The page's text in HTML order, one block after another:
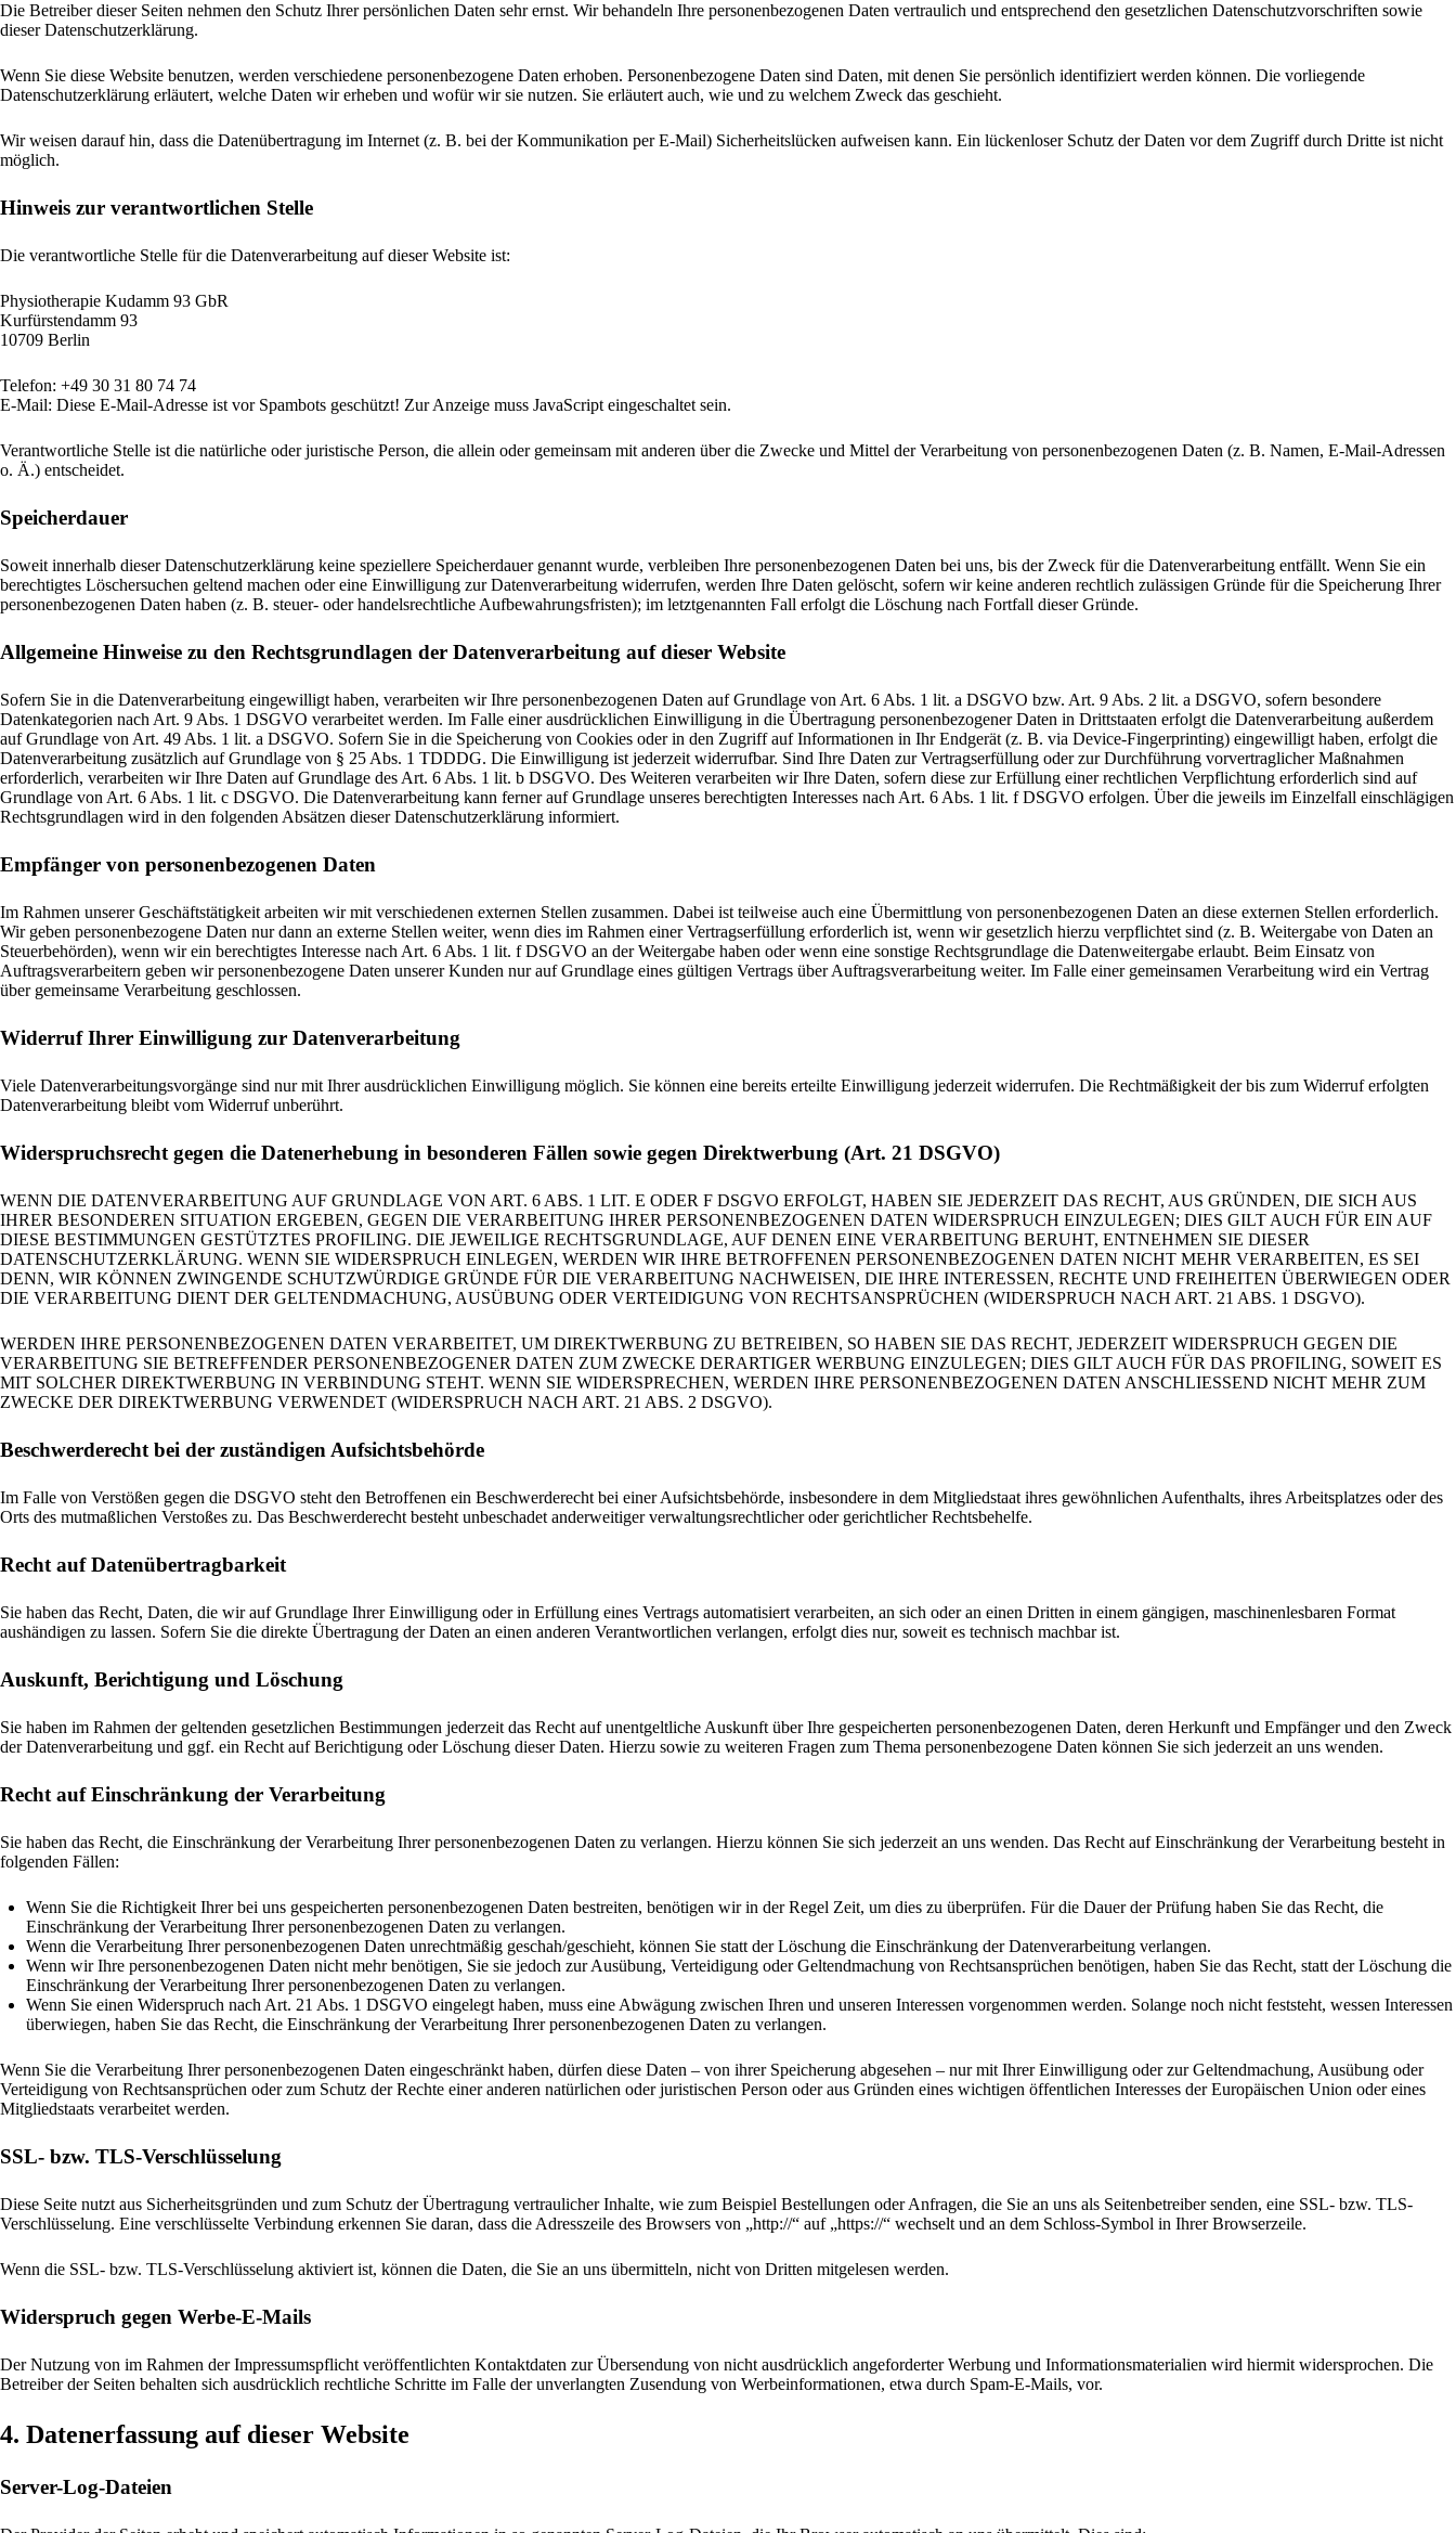
Die Betreiber dieser Seiten nehmen den Schutz Ihrer persönlichen Daten sehr ernst. Wir behandeln Ihre personenbezogenen Daten vertraulich und entsprechend den gesetzlichen Datenschutzvorschriften sowie
dieser Datenschutzerklärung.
Wenn Sie diese Website benutzen, werden verschiedene personenbezogene Daten erhoben. Personenbezogene Daten sind Daten, mit denen Sie persönlich identifiziert werden können. Die vorliegende
Datenschutzerklärung erläutert, welche Daten wir erheben und wofür wir sie nutzen. Sie erläutert auch, wie und zu welchem Zweck das geschieht.
Wir weisen darauf hin, dass die Datenübertragung im Internet (z. B. bei der Kommunikation per E-Mail) Sicherheitslücken aufweisen kann. Ein lückenloser Schutz der Daten vor dem Zugriff durch Dritte ist nicht
möglich.
Hinweis zur verantwortlichen Stelle
Die verantwortliche Stelle für die Datenverarbeitung auf dieser Website ist:
Physiotherapie Kudamm 93 GbR
Kurfürstendamm 93
10709 Berlin
Telefon: +49 30 31 80 74 74
E-Mail: Diese E-Mail-Adresse ist vor Spambots geschützt! Zur Anzeige muss JavaScript eingeschaltet sein.
Verantwortliche Stelle ist die natürliche oder juristische Person, die allein oder gemeinsam mit anderen über die Zwecke und Mittel der Verarbeitung von personenbezogenen Daten (z. B. Namen, E-Mail-Adressen
o. Ä.) entscheidet.
Speicherdauer
Soweit innerhalb dieser Datenschutzerklärung keine speziellere Speicherdauer genannt wurde, verbleiben Ihre personenbezogenen Daten bei uns, bis der Zweck für die Datenverarbeitung entfällt. Wenn Sie ein
berechtigtes Löschersuchen geltend machen oder eine Einwilligung zur Datenverarbeitung widerrufen, werden Ihre Daten gelöscht, sofern wir keine anderen rechtlich zulässigen Gründe für die Speicherung Ihrer
personenbezogenen Daten haben (z. B. steuer- oder handelsrechtliche Aufbewahrungsfristen); im letztgenannten Fall erfolgt die Löschung nach Fortfall dieser Gründe.
Allgemeine Hinweise zu den Rechtsgrundlagen der Datenverarbeitung auf dieser Website
Sofern Sie in die Datenverarbeitung eingewilligt haben, verarbeiten wir Ihre personenbezogenen Daten auf Grundlage von Art. 6 Abs. 1 lit. a DSGVO bzw. Art. 9 Abs. 2 lit. a DSGVO, sofern besondere
Datenkategorien nach Art. 9 Abs. 1 DSGVO verarbeitet werden. Im Falle einer ausdrücklichen Einwilligung in die Übertragung personenbezogener Daten in Drittstaaten erfolgt die Datenverarbeitung außerdem
auf Grundlage von Art. 49 Abs. 1 lit. a DSGVO. Sofern Sie in die Speicherung von Cookies oder in den Zugriff auf Informationen in Ihr Endgerät (z. B. via Device-Fingerprinting) eingewilligt haben, erfolgt die
Datenverarbeitung zusätzlich auf Grundlage von § 25 Abs. 1 TDDDG. Die Einwilligung ist jederzeit widerrufbar. Sind Ihre Daten zur Vertragserfüllung oder zur Durchführung vorvertraglicher Maßnahmen
erforderlich, verarbeiten wir Ihre Daten auf Grundlage des Art. 6 Abs. 1 lit. b DSGVO. Des Weiteren verarbeiten wir Ihre Daten, sofern diese zur Erfüllung einer rechtlichen Verpflichtung erforderlich sind auf
Grundlage von Art. 6 Abs. 1 lit. c DSGVO. Die Datenverarbeitung kann ferner auf Grundlage unseres berechtigten Interesses nach Art. 6 Abs. 1 lit. f DSGVO erfolgen. Über die jeweils im Einzelfall einschlägigen
Rechtsgrundlagen wird in den folgenden Absätzen dieser Datenschutzerklärung informiert.
Empfänger von personenbezogenen Daten
Im Rahmen unserer Geschäftstätigkeit arbeiten wir mit verschiedenen externen Stellen zusammen. Dabei ist teilweise auch eine Übermittlung von personenbezogenen Daten an diese externen Stellen erforderlich.
Wir geben personenbezogene Daten nur dann an externe Stellen weiter, wenn dies im Rahmen einer Vertragserfüllung erforderlich ist, wenn wir gesetzlich hierzu verpflichtet sind (z. B. Weitergabe von Daten an
Steuerbehörden), wenn wir ein berechtigtes Interesse nach Art. 6 Abs. 1 lit. f DSGVO an der Weitergabe haben oder wenn eine sonstige Rechtsgrundlage die Datenweitergabe erlaubt. Beim Einsatz von
Auftragsverarbeitern geben wir personenbezogene Daten unserer Kunden nur auf Grundlage eines gültigen Vertrags über Auftragsverarbeitung weiter. Im Falle einer gemeinsamen Verarbeitung wird ein Vertrag
über gemeinsame Verarbeitung geschlossen.
Widerruf Ihrer Einwilligung zur Datenverarbeitung
Viele Datenverarbeitungsvorgänge sind nur mit Ihrer ausdrücklichen Einwilligung möglich. Sie können eine bereits erteilte Einwilligung jederzeit widerrufen. Die Rechtmäßigkeit der bis zum Widerruf erfolgten
Datenverarbeitung bleibt vom Widerruf unberührt.
Widerspruchsrecht gegen die Datenerhebung in besonderen Fällen sowie gegen Direktwerbung (Art. 21 DSGVO)
WENN DIE DATENVERARBEITUNG AUF GRUNDLAGE VON ART. 6 ABS. 1 LIT. E ODER F DSGVO ERFOLGT, HABEN SIE JEDERZEIT DAS RECHT, AUS GRÜNDEN, DIE SICH AUS
IHRER BESONDEREN SITUATION ERGEBEN, GEGEN DIE VERARBEITUNG IHRER PERSONENBEZOGENEN DATEN WIDERSPRUCH EINZULEGEN; DIES GILT AUCH FÜR EIN AUF
DIESE BESTIMMUNGEN GESTÜTZTES PROFILING. DIE JEWEILIGE RECHTSGRUNDLAGE, AUF DENEN EINE VERARBEITUNG BERUHT, ENTNEHMEN SIE DIESER
DATENSCHUTZERKLÄRUNG. WENN SIE WIDERSPRUCH EINLEGEN, WERDEN WIR IHRE BETROFFENEN PERSONENBEZOGENEN DATEN NICHT MEHR VERARBEITEN, ES SEI
DENN, WIR KÖNNEN ZWINGENDE SCHUTZWÜRDIGE GRÜNDE FÜR DIE VERARBEITUNG NACHWEISEN, DIE IHRE INTERESSEN, RECHTE UND FREIHEITEN ÜBERWIEGEN ODER
DIE VERARBEITUNG DIENT DER GELTENDMACHUNG, AUSÜBUNG ODER VERTEIDIGUNG VON RECHTSANSPRÜCHEN (WIDERSPRUCH NACH ART. 21 ABS. 1 DSGVO).
WERDEN IHRE PERSONENBEZOGENEN DATEN VERARBEITET, UM DIREKTWERBUNG ZU BETREIBEN, SO HABEN SIE DAS RECHT, JEDERZEIT WIDERSPRUCH GEGEN DIE
VERARBEITUNG SIE BETREFFENDER PERSONENBEZOGENER DATEN ZUM ZWECKE DERARTIGER WERBUNG EINZULEGEN; DIES GILT AUCH FÜR DAS PROFILING, SOWEIT ES
MIT SOLCHER DIREKTWERBUNG IN VERBINDUNG STEHT. WENN SIE WIDERSPRECHEN, WERDEN IHRE PERSONENBEZOGENEN DATEN ANSCHLIESSEND NICHT MEHR ZUM
ZWECKE DER DIREKTWERBUNG VERWENDET (WIDERSPRUCH NACH ART. 21 ABS. 2 DSGVO).
Beschwerde­recht bei der zuständigen Aufsichts­behörde
Im Falle von Verstößen gegen die DSGVO steht den Betroffenen ein Beschwerderecht bei einer Aufsichtsbehörde, insbesondere in dem Mitgliedstaat ihres gewöhnlichen Aufenthalts, ihres Arbeitsplatzes oder des
Orts des mutmaßlichen Verstoßes zu. Das Beschwerderecht besteht unbeschadet anderweitiger verwaltungsrechtlicher oder gerichtlicher Rechtsbehelfe.
Recht auf Daten­übertrag­barkeit
Sie haben das Recht, Daten, die wir auf Grundlage Ihrer Einwilligung oder in Erfüllung eines Vertrags automatisiert verarbeiten, an sich oder an einen Dritten in einem gängigen, maschinenlesbaren Format
aushändigen zu lassen. Sofern Sie die direkte Übertragung der Daten an einen anderen Verantwortlichen verlangen, erfolgt dies nur, soweit es technisch machbar ist.
Auskunft, Berichtigung und Löschung
Sie haben im Rahmen der geltenden gesetzlichen Bestimmungen jederzeit das Recht auf unentgeltliche Auskunft über Ihre gespeicherten personenbezogenen Daten, deren Herkunft und Empfänger und den Zweck
der Datenverarbeitung und ggf. ein Recht auf Berichtigung oder Löschung dieser Daten. Hierzu sowie zu weiteren Fragen zum Thema personenbezogene Daten können Sie sich jederzeit an uns wenden.
Recht auf Einschränkung der Verarbeitung
Sie haben das Recht, die Einschränkung der Verarbeitung Ihrer personenbezogenen Daten zu verlangen. Hierzu können Sie sich jederzeit an uns wenden. Das Recht auf Einschränkung der Verarbeitung besteht in
folgenden Fällen:
Wenn Sie die Richtigkeit Ihrer bei uns gespeicherten personenbezogenen Daten bestreiten, benötigen wir in der Regel Zeit, um dies zu überprüfen. Für die Dauer der Prüfung haben Sie das Recht, die
Einschränkung der Verarbeitung Ihrer personenbezogenen Daten zu verlangen.
Wenn die Verarbeitung Ihrer personenbezogenen Daten unrechtmäßig geschah/geschieht, können Sie statt der Löschung die Einschränkung der Datenverarbeitung verlangen.
Wenn wir Ihre personenbezogenen Daten nicht mehr benötigen, Sie sie jedoch zur Ausübung, Verteidigung oder Geltendmachung von Rechtsansprüchen benötigen, haben Sie das Recht, statt der Löschung die
Einschränkung der Verarbeitung Ihrer personenbezogenen Daten zu verlangen.
Wenn Sie einen Widerspruch nach Art. 21 Abs. 1 DSGVO eingelegt haben, muss eine Abwägung zwischen Ihren und unseren Interessen vorgenommen werden. Solange noch nicht feststeht, wessen Interessen
überwiegen, haben Sie das Recht, die Einschränkung der Verarbeitung Ihrer personenbezogenen Daten zu verlangen.
Wenn Sie die Verarbeitung Ihrer personenbezogenen Daten eingeschränkt haben, dürfen diese Daten – von ihrer Speicherung abgesehen – nur mit Ihrer Einwilligung oder zur Geltendmachung, Ausübung oder
Verteidigung von Rechtsansprüchen oder zum Schutz der Rechte einer anderen natürlichen oder juristischen Person oder aus Gründen eines wichtigen öffentlichen Interesses der Europäischen Union oder eines
Mitgliedstaats verarbeitet werden.
SSL- bzw. TLS-Verschlüsselung
Diese Seite nutzt aus Sicherheitsgründen und zum Schutz der Übertragung vertraulicher Inhalte, wie zum Beispiel Bestellungen oder Anfragen, die Sie an uns als Seitenbetreiber senden, eine SSL- bzw. TLS-
Verschlüsselung. Eine verschlüsselte Verbindung erkennen Sie daran, dass die Adresszeile des Browsers von „http://“ auf „https://“ wechselt und an dem Schloss-Symbol in Ihrer Browserzeile.
Wenn die SSL- bzw. TLS-Verschlüsselung aktiviert ist, können die Daten, die Sie an uns übermitteln, nicht von Dritten mitgelesen werden.
Widerspruch gegen Werbe-E-Mails
Der Nutzung von im Rahmen der Impressumspflicht veröffentlichten Kontaktdaten zur Übersendung von nicht ausdrücklich angeforderter Werbung und Informationsmaterialien wird hiermit widersprochen. Die
Betreiber der Seiten behalten sich ausdrücklich rechtliche Schritte im Falle der unverlangten Zusendung von Werbeinformationen, etwa durch Spam-E-Mails, vor.
4. Datenerfassung auf dieser Website
Server-Log-Dateien